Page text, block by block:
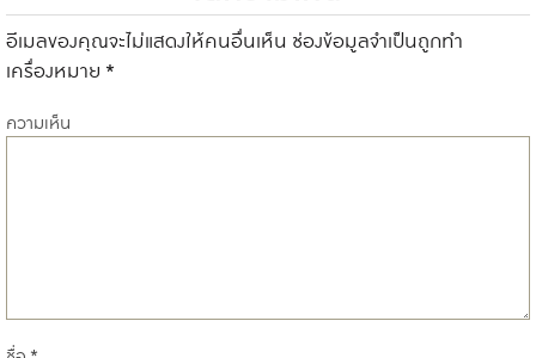
อีเมลของคุณจะไม่แสดงให้คนอื่นเห็น ช่องข้อมูลจำเป็นถูกทำ
เครื่องหมาย *
ความเห็น